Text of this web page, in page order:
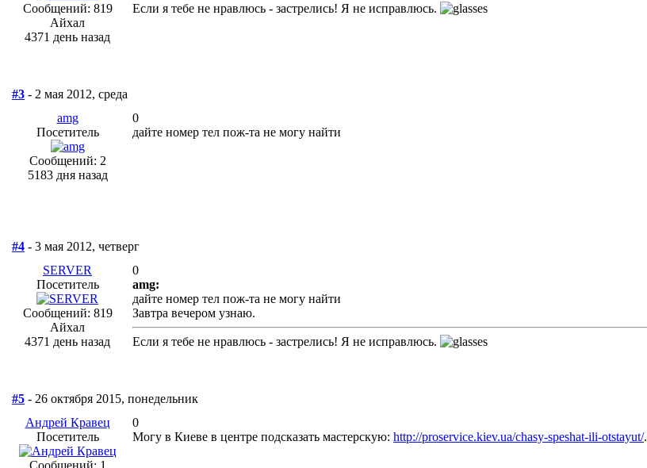
Сообщений: 819
Айхал
4371 день назад
Если я тебе не нравлюсь - застрелись! Я не исправлюсь.
#3 - 2 мая 2012, среда
amg
Посетитель
Сообщений: 2
5183 дня назад
0
дайте номер тел пож-та не могу найти
#4 - 3 мая 2012, четверг
SERVER
Посетитель
Сообщений: 819
Айхал
4371 день назад
0
amg:
дайте номер тел пож-та не могу найти
Завтра вечером узнаю.
Если я тебе не нравлюсь - застрелись! Я не исправлюсь.
#5 - 26 октября 2015, понедельник
Андрей Кравец
Посетитель
Сообщений: 1
0
Могу в Киеве в центре подсказать мастерскую: http://proservice.kiev.ua/chasy-speshat-ili-otstayut/.